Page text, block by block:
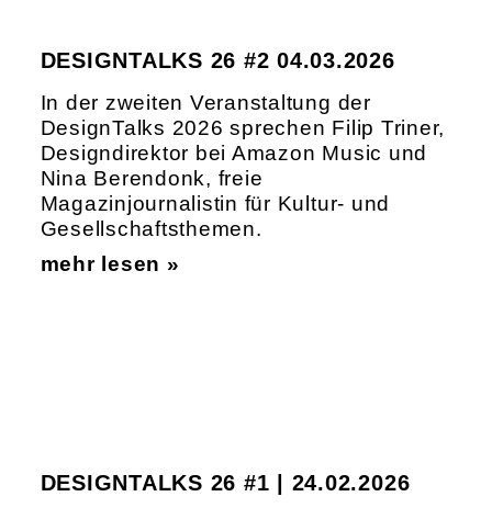
DESIGNTALKS 26 #2 04.03.2026
In der zweiten Veranstaltung der
DesignTalks 2026 sprechen Filip Triner,
Designdirektor bei Amazon Music und
Nina Berendonk, freie
Magazinjournalistin für Kultur- und
Gesellschaftsthemen.
mehr lesen »
DESIGNTALKS 26 #1 | 24.02.2026